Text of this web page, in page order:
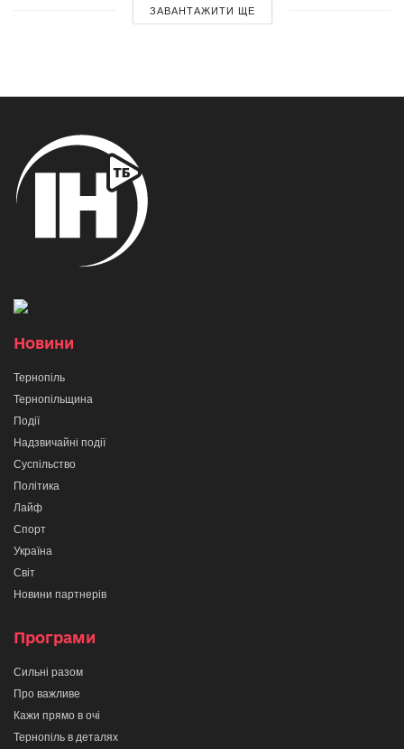
ЗАВАНТАЖИТИ ЩЕ
Новини
Тернопіль
Тернопільщина
Події
Надзвичайні події
Суспільство
Політика
Лайф
Спорт
Україна
Світ
Новини партнерів
Програми
Сильні разом
Про важливе
Кажи прямо в очі
Тернопіль в деталях